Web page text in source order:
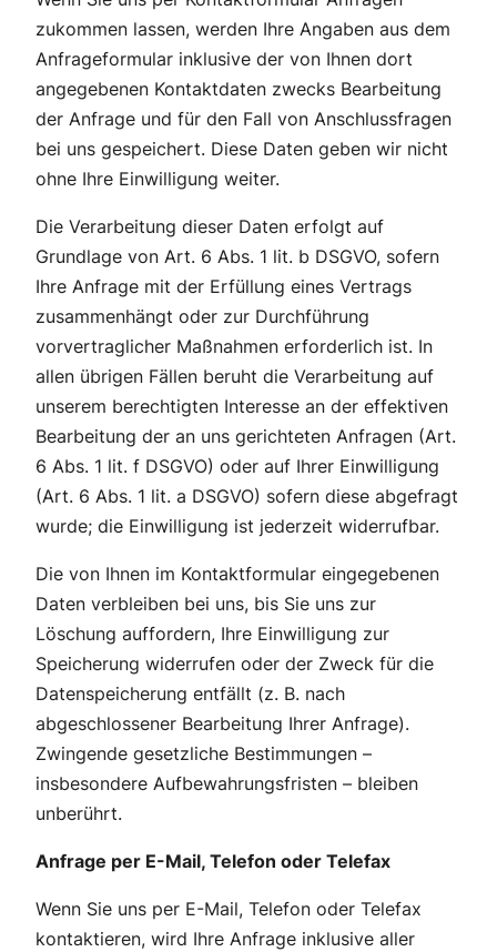
zukommen lassen, werden Ihre Angaben aus dem
Anfrageformular inklusive der von Ihnen dort
angegebenen Kontaktdaten zwecks Bearbeitung
der Anfrage und für den Fall von Anschlussfragen
bei uns gespeichert. Diese Daten geben wir nicht
ohne Ihre Einwilligung weiter.
Die Verarbeitung dieser Daten erfolgt auf
Grundlage von Art. 6 Abs. 1 lit. b DSGVO, sofern
Ihre Anfrage mit der Erfüllung eines Vertrags
zusammenhängt oder zur Durchführung
vorvertraglicher Maßnahmen erforderlich ist. In
allen übrigen Fällen beruht die Verarbeitung auf
unserem berechtigten Interesse an der effektiven
Bearbeitung der an uns gerichteten Anfragen (Art.
6 Abs. 1 lit. f DSGVO) oder auf Ihrer Einwilligung
(Art. 6 Abs. 1 lit. a DSGVO) sofern diese abgefragt
wurde; die Einwilligung ist jederzeit widerrufbar.
Die von Ihnen im Kontaktformular eingegebenen
Daten verbleiben bei uns, bis Sie uns zur
Löschung auffordern, Ihre Einwilligung zur
Speicherung widerrufen oder der Zweck für die
Datenspeicherung entfällt (z. B. nach
abgeschlossener Bearbeitung Ihrer Anfrage).
Zwingende gesetzliche Bestimmungen –
insbesondere Aufbewahrungsfristen – bleiben
unberührt.
Anfrage per E-Mail, Telefon oder Telefax
Wenn Sie uns per E-Mail, Telefon oder Telefax
kontaktieren, wird Ihre Anfrage inklusive aller